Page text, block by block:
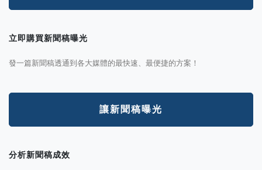
立即購買新聞稿曝光
發一篇新聞稿透通到各大媒體的最快速、最便捷的方案！
讓新聞稿曝光
分析新聞稿成效